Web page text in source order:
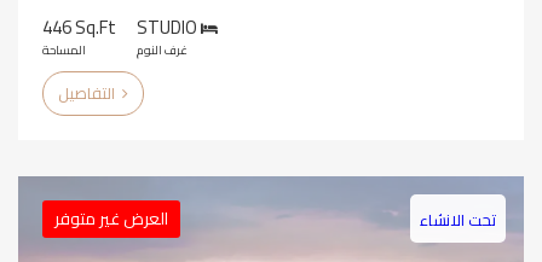
446 Sq.ft
المساحة
STUDIO
غرف النوم
العرض غير متوفر تحت الانشاء